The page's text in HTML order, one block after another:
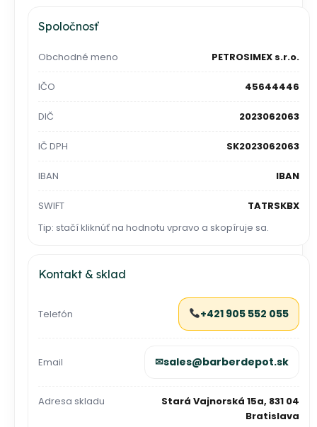
Spoločnosť
Obchodné meno PETROSIMEX s.r.o.
IČO 45644446
DIČ 2023062063
IČ DPH SK2023062063
IBAN IBAN
SWIFT
TATRSKBX
Tip: stačí kliknúť na hodnotu vpravo a skopíruje sa.
Kontakt & sklad
Telefón +421 905 552 055
Email ✉sales@barberdepot.sk
Adresa skladu
Stará Vajnorská 15a, 831 04
Bratislava